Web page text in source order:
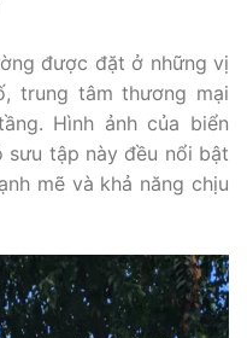
được đặt ở những vị
trung tâm thương mại
Hình ảnh của biển
tập này đều nổi bật
mẽ và khả năng chịu